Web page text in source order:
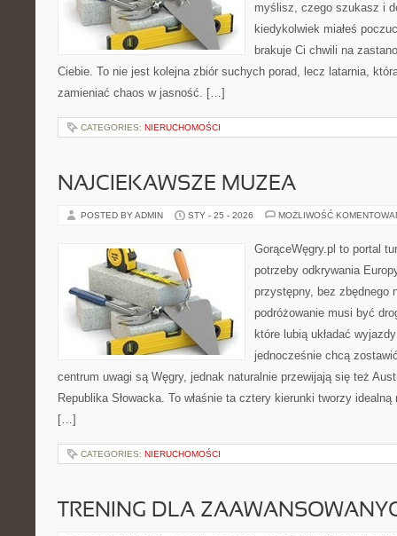
myślisz, czego szukasz i
kiedykolwiek miałeś
brakuje Ci chwili na
Ciebie. To nie jest kolejna zbiór suchych porad, lecz latarnia,
zamieniać chaos w jasność. […]
CATEGORIES: NIERUCHOMOŚCI
NAJCIEKAWSZE MUZEA
POSTED BY ADMIN STY - 25 - 2026 MOŻLIWOŚĆ
GorąceWęgry.pl to portal
potrzeby odkrywania
przystępny, bez zbędnego
podróżowanie musi być
które lubią układać
jednocześnie chcą
centrum uwagi są Węgry, jednak naturalnie przewijają się też
Republika Słowacka. To właśnie ta cztery kierunki tworzy
[…]
CATEGORIES: NIERUCHOMOŚCI
TRENING DLA